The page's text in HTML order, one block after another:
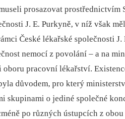
prosazovat prostřednictvím
J. E. Purkyně, v níž však
České lékařské společnosti J.
nemocí z povolání –⁠ a na
pracovní lékařství.
důvodem, pro který
skupinami o jediné společné
po různých ústupcích z